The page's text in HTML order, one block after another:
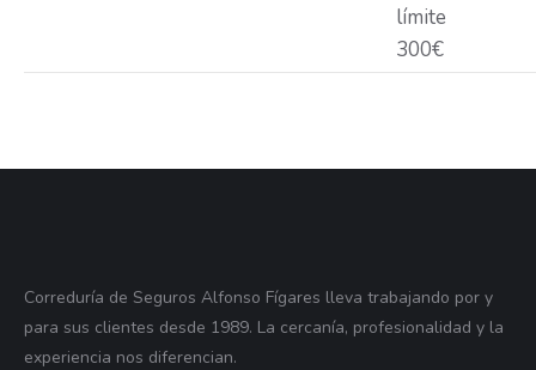
límite
300€
Correduría de Seguros Alfonso Fígares lleva trabajando por y
para sus clientes desde 1989. La cercanía, profesionalidad y la
experiencia nos diferencian.